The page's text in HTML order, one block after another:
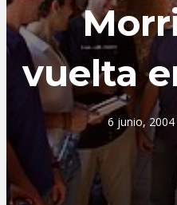
vuelta
6 junio, 2004